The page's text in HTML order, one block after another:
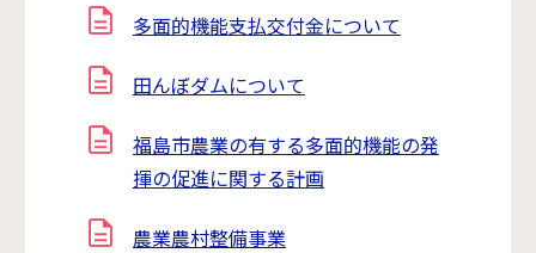
多面的機能支払交付金について
田んぼダムについて
福島市農業の有する多面的機能の発
揮の促進に関する計画
農業農村整備事業